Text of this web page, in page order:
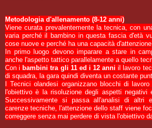
Metodologia d'allenamento (8-12 anni)
Viene curata prevalentemente la tecnica, con
varia perché il bambino in questa fascia d'età
cose nuove e perché ha una capacità
In primo luogo devono imparare a stare in
anche l'aspetto tattico parallelamente a quello
Con i bambini tra gli 11 ed i 12 anni il lavoro
di squadra, la gara quindi diventa un costante
I Tecnici olandesi organizzano blocchi di
l'obiettivo è la risoluzione degli aspetti negativi
Successivamente si passa all'analisi di altri
carenze tecniche, l'attenzione dello staff viene
correggere senza mai perdere di vista l'obiettivo